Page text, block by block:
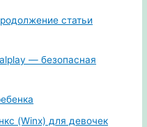
статьи
— безопасная
(Winx) для девочек